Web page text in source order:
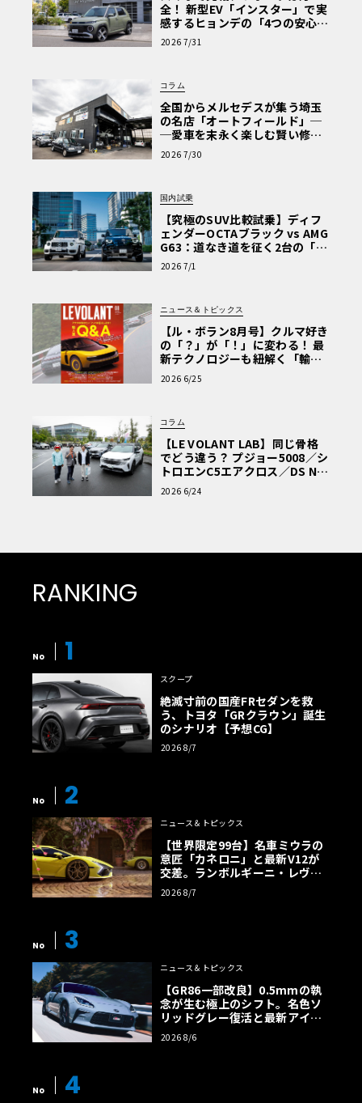
全！ 新型EV「インスター」で実
感するヒョンデの「4つの安心」
【第1回・ヒョンデ6つの疑問：
Why? Hyundai?】〈PR〉
2026 7/31
コラム
全国からメルセデスが集う埼玉
の名店「オートフィールド」─
─愛車を末永く楽しむ賢い修理
術と、プロがフックス製オイル
を選ぶ理由〈PR〉
2026 7/30
国内試乗
【究極のSUV比較試乗】ディフ
ェンダーOCTAブラック vs AMG
G63：道なき道を征く2台の「対
極的アプローチ」
2026 7/1
ニュース＆トピックス
【ル・ボラン8月号】クルマ好き
の「？」が「！」に変わる！ 最
新テクノロジーも紐解く「輸入
車Q&A」
2026 6/25
コラム
【LE VOLANT LAB】同じ骨格
でどう違う？ プジョー5008／シ
トロエンC5エアクロス／DS Nº4
読者一気乗りレポート
2026 6/24
RANKING
No 1
スクープ
絶滅寸前の国産FRセダンを救
う、トヨタ「GRクラウン」誕生
のシナリオ【予想CG】
2026 8/7
No 2
ニュース＆トピックス
【世界限定99台】名車ミウラの
意匠「カネロニ」と最新V12が
交差。ランボルギーニ・レヴエ
ルトに60周年記念車が登場
2026 8/7
No 3
ニュース＆トピックス
【GR86一部改良】0.5mmの執
念が生む極上のシフト。名色ソ
リッドグレー復活と最新アイサ
イトでFRの極みへ
2026 8/6
No 4